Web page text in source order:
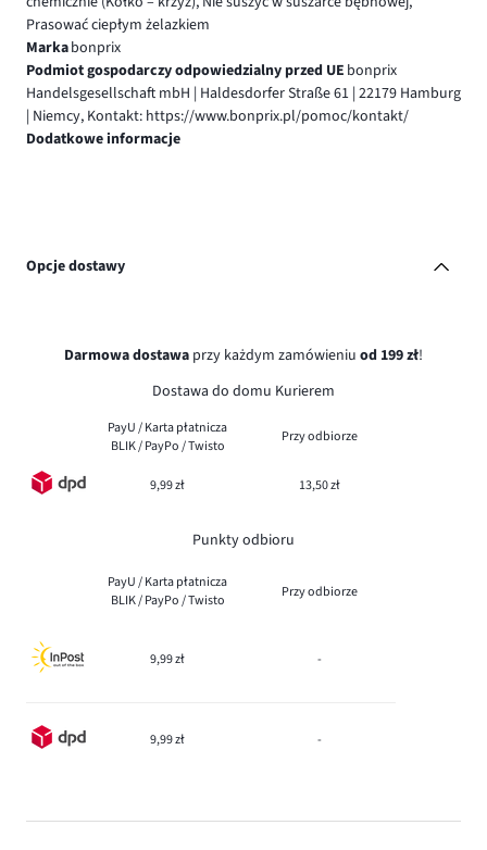
Prasować ciepłym żelazkiem
Markabonprix
Podmiot gospodarczy odpowiedzialny przed UE bonprix
Handelsgesellschaft mbH | Haldesdorfer Straße 61 | 22179 Hamburg
| Niemcy, Kontakt: https://www.bonprix.pl/pomoc/kontakt/
Dodatkowe informacje
Opcje dostawy
Darmowa dostawa przy każdym zamówieniu od 199 zł!
Dostawa do domu Kurierem
PayU / Karta płatnicza
BLIK / PayPo / Twisto
Przy odbiorze
9,99 zł 13,50 zł
Punkty odbioru
PayU / Karta płatnicza
BLIK / PayPo / Twisto
Przy odbiorze
9,99 zł -
9,99 zł -